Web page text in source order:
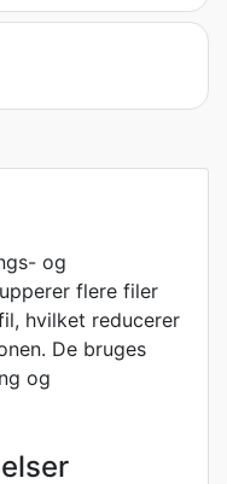
og
flere filer
hvilket reducerer
De bruges
og